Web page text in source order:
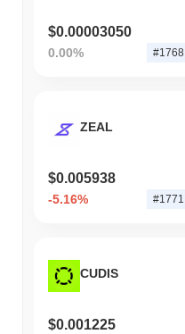
$0.00003050
0.00% #1768
ZEAL
$0.005938
-5.16% #1771
CUDIS
$0.001225